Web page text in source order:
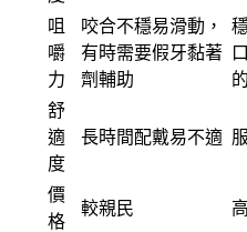
咀
嚼
力
咬合不穩易滑動，
有時需要假牙黏著
劑輔助
舒
適
度
長時間配戴易不適
價
格
較親民